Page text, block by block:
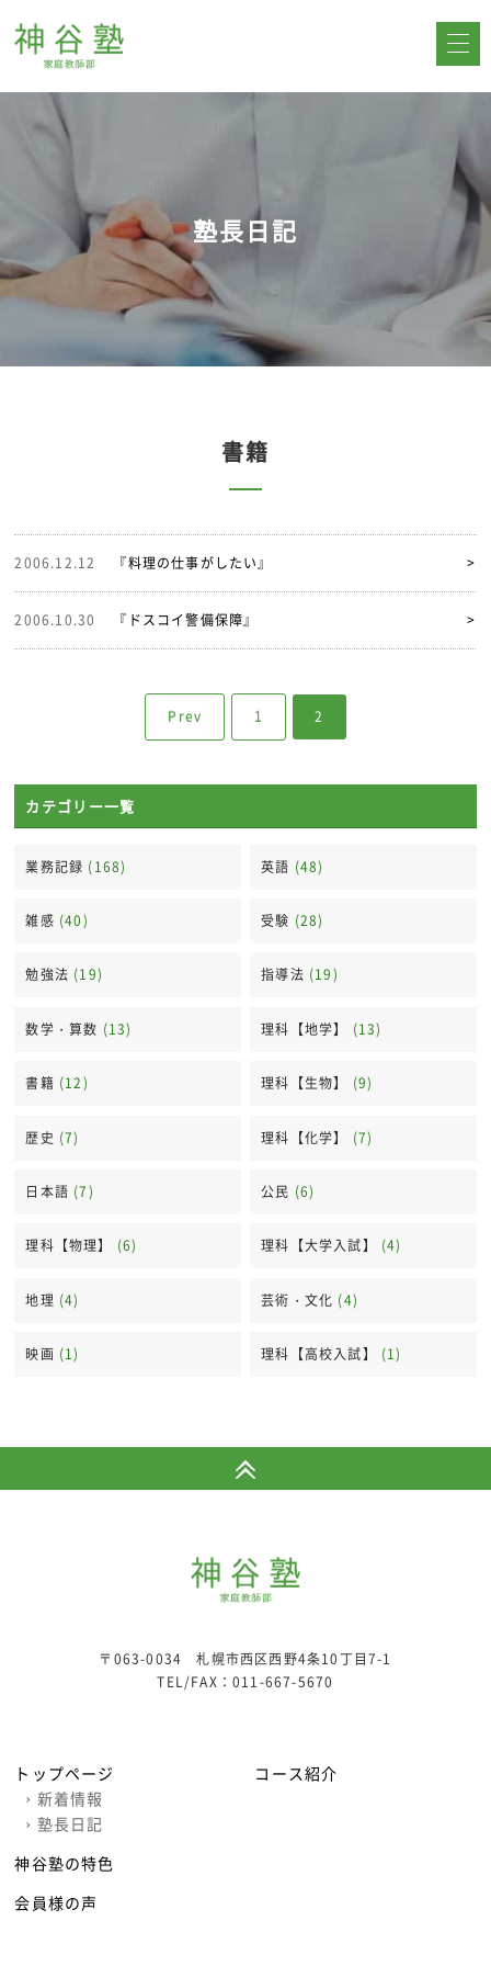
塾長日記
書籍
2006.12.12 『料理の仕事がしたい』 >
2006.10.30 『ドスコイ警備保障』 >
Prev 1 2
カテゴリー一覧
業務記録 (168) 英語 (48)
雑感 (40) 受験 (28)
勉強法 (19) 指導法 (19)
数学・算数 (13) 理科【地学】 (13)
書籍 (12) 理科【生物】 (9)
歴史 (7) 理科【化学】 (7)
日本語 (7) 公民 (6)
理科【物理】 (6) 理科【大学入試】 (4)
地理 (4) 芸術・文化 (4)
映画 (1) 理科【高校入試】 (1)
〒063-0034 札幌市西区西野4条10丁目7-1
TEL/FAX：011-667-5670
トップページ
› 新着情報
› 塾長日記
神谷塾の特色
会員様の声
コース紹介